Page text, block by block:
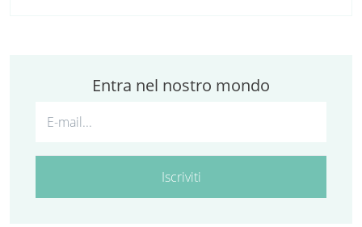
Entra nel nostro mondo
Iscriviti